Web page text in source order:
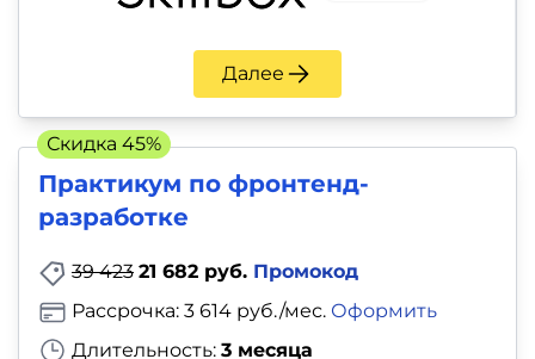
Далее
Практикум по фронтенд-
разработке
39 423 21 682 руб. Промокод
Длительность: 3 месяца
Рассрочка: 3 614 руб./мес. Оформить
Скидка 45%